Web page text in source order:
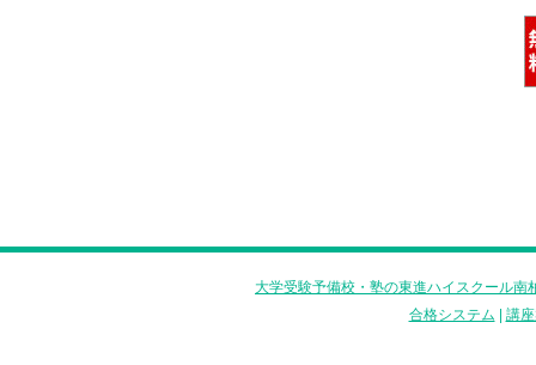
大学受験予備校・塾の東進ハイスクール南
合格システム
講